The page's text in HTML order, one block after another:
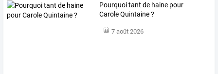
Pourquoi tant de haine pour
Carole Quintaine ?
7 août 2026